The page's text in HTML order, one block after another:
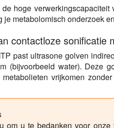
de hoge
je metabolomisch onderzoek
contactloze sonificatie
past ultrasone golven
(bijvoorbeeld water). Deze
vrijkomen
om u te bedanken voor